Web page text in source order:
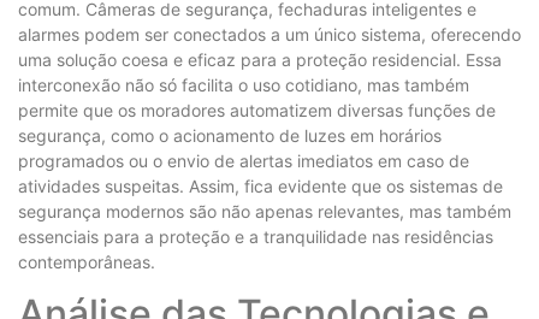
comum. Câmeras de segurança, fechaduras inteligentes e
alarmes podem ser conectados a um único sistema, oferecendo
uma solução coesa e eficaz para a proteção residencial. Essa
interconexão não só facilita o uso cotidiano, mas também
permite que os moradores automatizem diversas funções de
segurança, como o acionamento de luzes em horários
programados ou o envio de alertas imediatos em caso de
atividades suspeitas. Assim, fica evidente que os sistemas de
segurança modernos são não apenas relevantes, mas também
essenciais para a proteção e a tranquilidade nas residências
contemporâneas.